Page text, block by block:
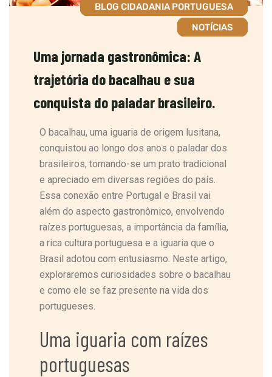
BLOG CIDADANIA PORTUGUESA
NOTÍCIAS
Uma jornada gastronômica: A
trajetória do bacalhau e sua
conquista do paladar brasileiro.
O bacalhau, uma iguaria de origem lusitana,
conquistou ao longo dos anos o paladar dos
brasileiros, tornando-se um prato tradicional
e apreciado em diversas regiões do país.
Essa conexão entre Portugal e Brasil vai
além do aspecto gastronômico, envolvendo
raízes portuguesas, a importância da família,
a rica cultura portuguesa e a iguaria que o
Brasil adotou com entusiasmo. Neste artigo,
exploraremos curiosidades sobre o bacalhau
e como ele se faz presente na vida dos
portugueses.
Uma iguaria com raízes
portuguesas